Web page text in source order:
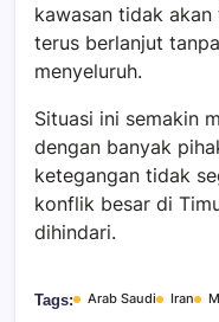
kawasan tidak
terus berlanjut
menyeluruh.
Situasi ini semakin
dengan banyak
ketegangan tidak
konflik besar di
dihindari.
Tags: Arab Saudi Iran